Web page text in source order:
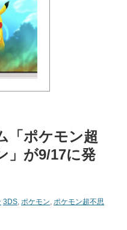
「ポケモン超
」が9/17に発
3DS, ポケモン, ポケモン超不思